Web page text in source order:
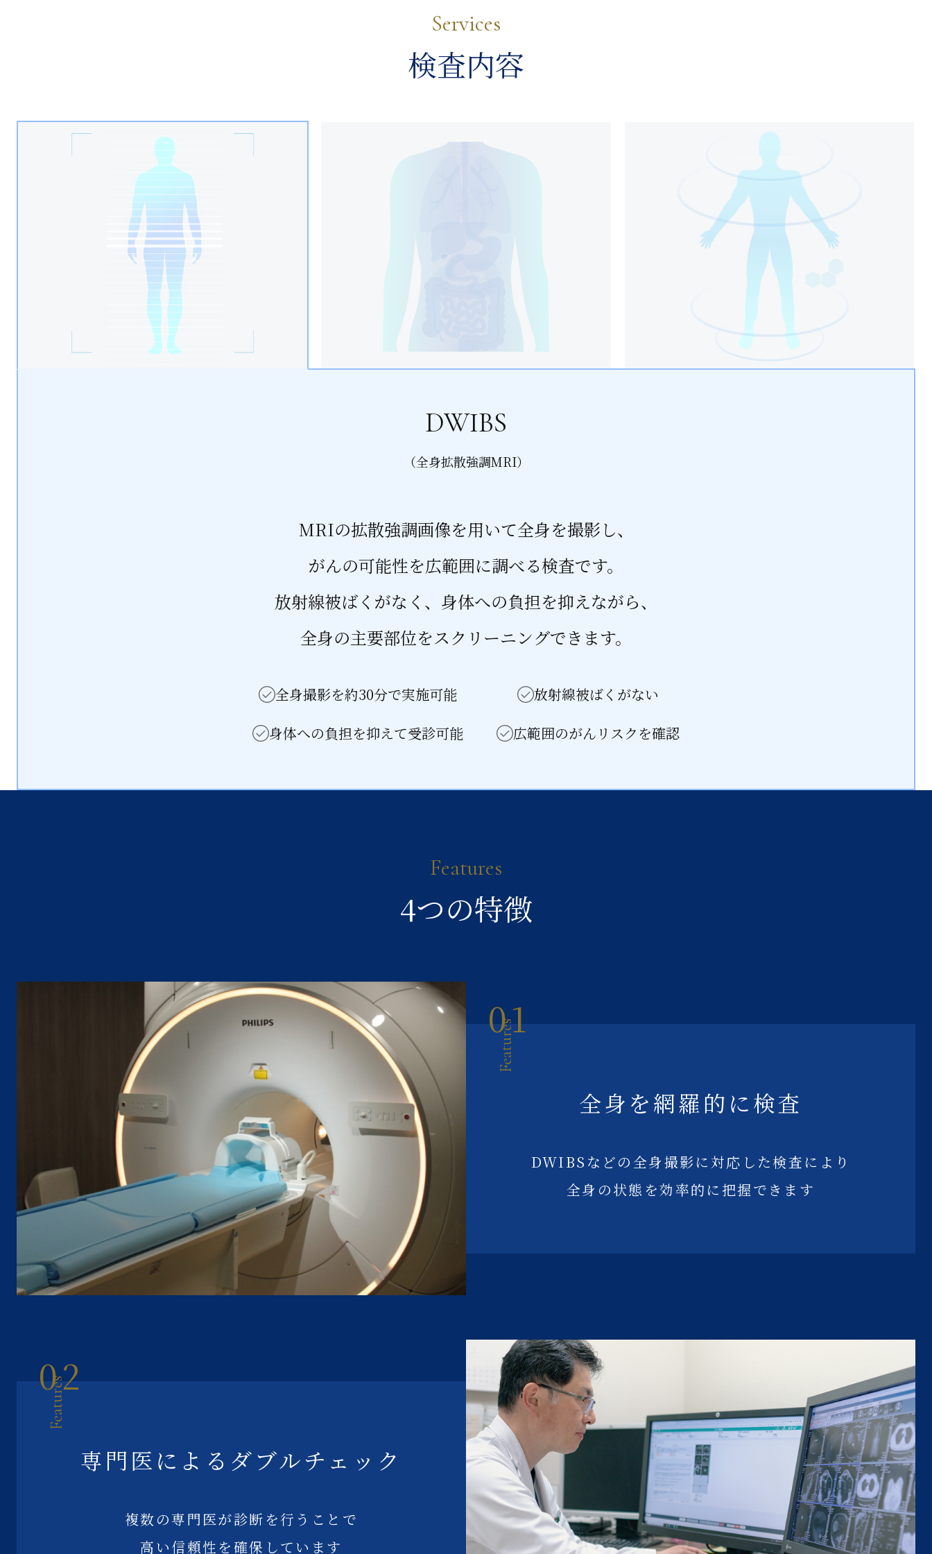
Services
検査内容
頚部-骨盤部CT
DWIBS
（全身拡散強調MRI）
MRIの拡散強調画像を用いて全身を撮影し、
がんの可能性を広範囲に調べる検査です。
放射線被ばくがなく、身体への負担を抑えながら、
全身の主要部位をスクリーニングできます。
全身撮影を約30分で実施可能
放射線被ばくがない
身体への負担を抑えて受診可能
広範囲のがんリスクを確認
Features
4つの特徴
Features
01
全身を網羅的に検査
DWIBSなどの全身撮影に対応した検査により
全身の状態を効率的に把握できます
Features
02
専門医によるダブルチェック
複数の専門医が診断を行うことで
高い信頼性を確保しています